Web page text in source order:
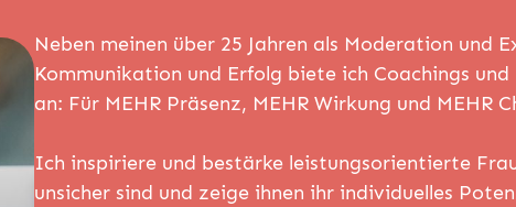
Neben meinen über 25 Jahren als Moderation und
Kommunikation und Erfolg biete ich Coachings
an: Für MEHR Präsenz, MEHR Wirkung und MEHR
Ich inspiriere und bestärke leistungsorientierte
unsicher sind und zeige ihnen ihr individuelles